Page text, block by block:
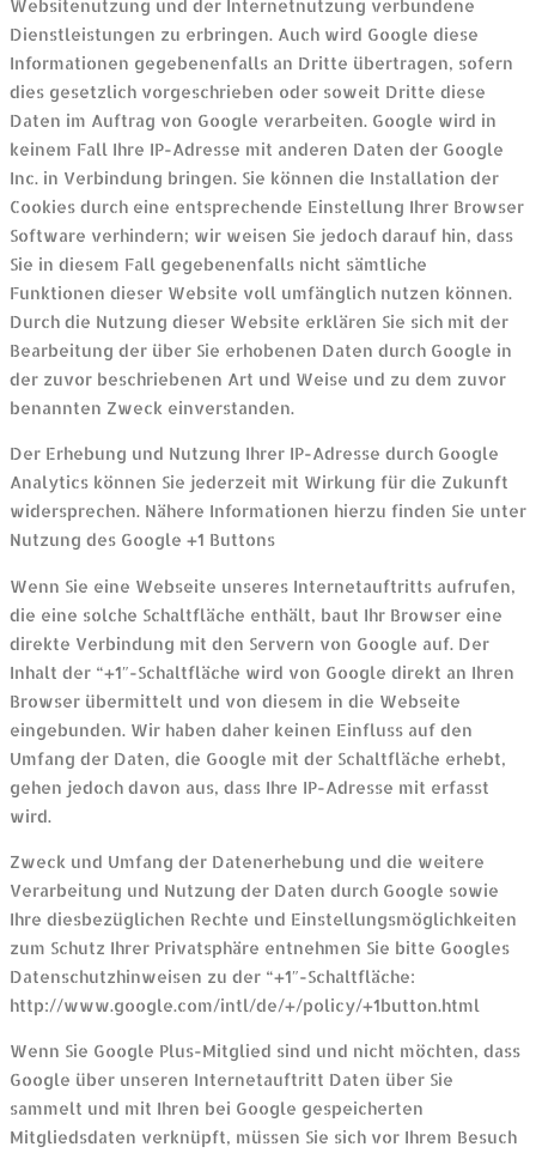
Websitenutzung und der Internetnutzung verbundene
Dienstleistungen zu erbringen. Auch wird Google diese
Informationen gegebenenfalls an Dritte übertragen, sofern
dies gesetzlich vorgeschrieben oder soweit Dritte diese
Daten im Auftrag von Google verarbeiten. Google wird in
keinem Fall Ihre IP-Adresse mit anderen Daten der Google
Inc. in Verbindung bringen. Sie können die Installation der
Cookies durch eine entsprechende Einstellung Ihrer Browser
Software verhindern; wir weisen Sie jedoch darauf hin, dass
Sie in diesem Fall gegebenenfalls nicht sämtliche
Funktionen dieser Website voll umfänglich nutzen können.
Durch die Nutzung dieser Website erklären Sie sich mit der
Bearbeitung der über Sie erhobenen Daten durch Google in
der zuvor beschriebenen Art und Weise und zu dem zuvor
benannten Zweck einverstanden.
Der Erhebung und Nutzung Ihrer IP-Adresse durch Google
Analytics können Sie jederzeit mit Wirkung für die Zukunft
widersprechen. Nähere Informationen hierzu finden Sie unter
Nutzung des Google +1 Buttons
Wenn Sie eine Webseite unseres Internetauftritts aufrufen,
die eine solche Schaltfläche enthält, baut Ihr Browser eine
direkte Verbindung mit den Servern von Google auf. Der
Inhalt der “+1″-Schaltfläche wird von Google direkt an Ihren
Browser übermittelt und von diesem in die Webseite
eingebunden. Wir haben daher keinen Einfluss auf den
Umfang der Daten, die Google mit der Schaltfläche erhebt,
gehen jedoch davon aus, dass Ihre IP-Adresse mit erfasst
wird.
Zweck und Umfang der Datenerhebung und die weitere
Verarbeitung und Nutzung der Daten durch Google sowie
Ihre diesbezüglichen Rechte und Einstellungsmöglichkeiten
zum Schutz Ihrer Privatsphäre entnehmen Sie bitte Googles
Datenschutzhinweisen zu der “+1″-Schaltfläche:
http://www.google.com/intl/de/+/policy/+1button.html
Wenn Sie Google Plus-Mitglied sind und nicht möchten, dass
Google über unseren Internetauftritt Daten über Sie
sammelt und mit Ihren bei Google gespeicherten
Mitgliedsdaten verknüpft, müssen Sie sich vor Ihrem Besuch